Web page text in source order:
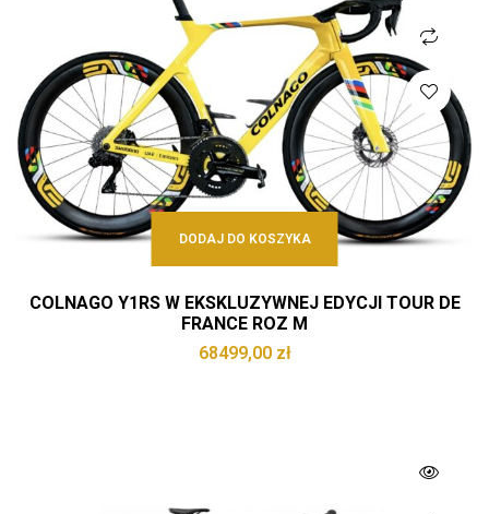
DODAJ DO KOSZYKA
COLNAGO Y1RS W EKSKLUZYWNEJ EDYCJI TOUR DE
FRANCE ROZ M
68499,00 zł